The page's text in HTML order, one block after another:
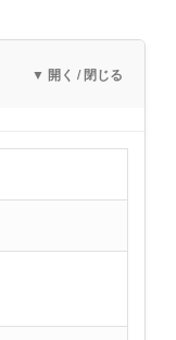
▼ 開く / 閉じる